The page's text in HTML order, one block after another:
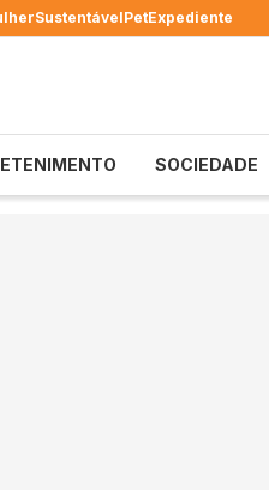
SustentávelPetExpediente
SOCIEDADE